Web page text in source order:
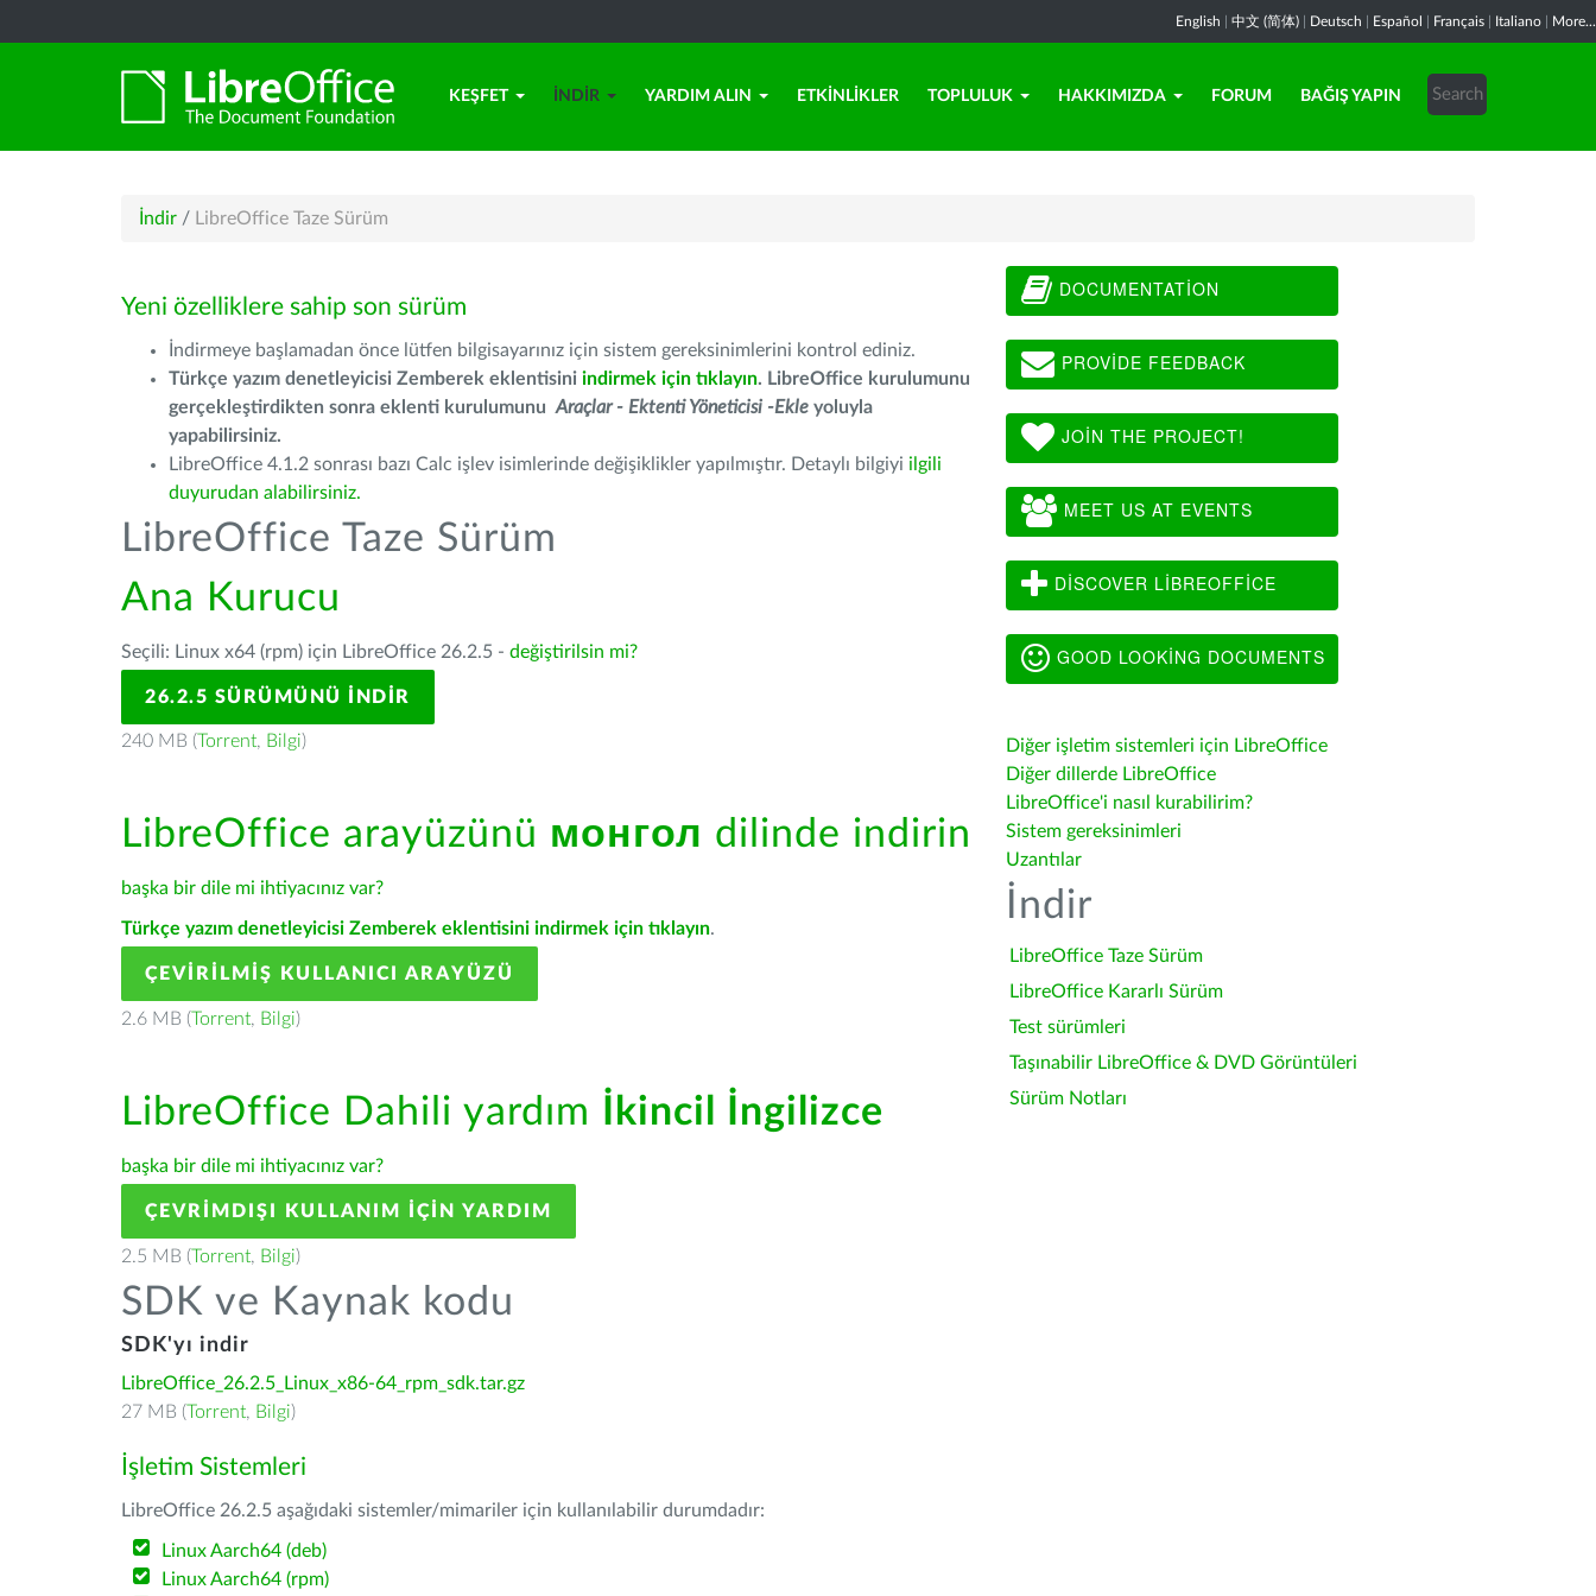
English 中文 (简体) Deutsch Español Français Italiano More...
KEŞFET İNDIR YARDIM ALIN ETKINLIKLER TOPLULUK HAKKIMIZDA FORUM BAĞIŞ YAPIN
İndir / LibreOffice Taze Sürüm
Yeni özelliklere sahip son sürüm
İndirmeye başlamadan önce lütfen bilgisayarınız için sistem gereksinimlerini kontrol ediniz.
Türkçe yazım denetleyicisi Zemberek eklentisini indirmek için tıklayın. LibreOffice kurulumunu
gerçekleştirdikten sonra eklenti kurulumunu Araçlar - Ektenti Yöneticisi -Ekle yoluyla
yapabilirsiniz.
LibreOffice 4.1.2 sonrası bazı Calc işlev isimlerinde değişiklikler yapılmıştır. Detaylı bilgiyi ilgili
duyurudan alabilirsiniz.
LibreOffice Taze Sürüm
Ana Kurucu
Seçili: Linux x64 (rpm) için LibreOffice 26.2.5 - değiştirilsin mi?
26.2.5 SÜRÜMÜNÜ İNDIR
240 MB (Torrent, Bilgi)
LibreOffice arayüzünü монгол dilinde indirin
başka bir dile mi ihtiyacınız var?
Türkçe yazım denetleyicisi Zemberek eklentisini indirmek için tıklayın.
ÇEVIRILMIŞ KULLANICI ARAYÜZÜ
2.6 MB (Torrent, Bilgi)
LibreOffice Dahili yardım İkincil İngilizce
başka bir dile mi ihtiyacınız var?
ÇEVRIMDIŞI KULLANIM IÇIN YARDIM
2.5 MB (Torrent, Bilgi)
SDK ve Kaynak kodu
SDK'yı indir
LibreOffice_26.2.5_Linux_x86-64_rpm_sdk.tar.gz
27 MB (Torrent, Bilgi)
İşletim Sistemleri
LibreOffice 26.2.5 aşağıdaki sistemler/mimariler için kullanılabilir durumdadır:
Linux Aarch64 (deb)
Linux Aarch64 (rpm)
DOCUMENTATION
PROVIDE FEEDBACK
JOIN THE PROJECT!
MEET US AT EVENTS
DISCOVER LIBREOFFICE
GOOD LOOKING DOCUMENTS
Diğer işletim sistemleri için LibreOffice
Diğer dillerde LibreOffice
LibreOffice'i nasıl kurabilirim?
Sistem gereksinimleri
Uzantılar
İndir
LibreOffice Taze Sürüm
LibreOffice Kararlı Sürüm
Test sürümleri
Taşınabilir LibreOffice & DVD Görüntüleri
Sürüm Notları